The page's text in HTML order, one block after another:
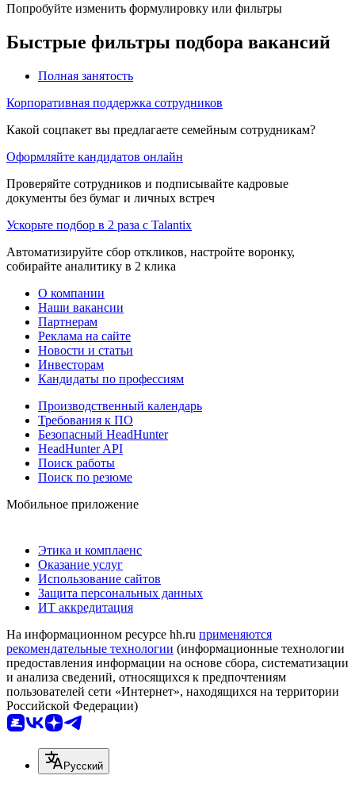
Попробуйте изменить формулировку или фильтры
Быстрые фильтры подбора вакансий
Полная занятость
Корпоративная поддержка сотрудников
Какой соцпакет вы предлагаете семейным сотрудникам?
Оформляйте кандидатов онлайн
Проверяйте сотрудников и подписывайте кадровые
документы без бумаг и личных встреч
Ускорьте подбор в 2 раза с Talantix
Автоматизируйте сбор откликов, настройте воронку,
собирайте аналитику в 2 клика
О компании
Наши вакансии
Партнерам
Реклама на сайте
Новости и статьи
Инвесторам
Кандидаты по профессиям
Производственный календарь
Требования к ПО
Безопасный HeadHunter
HeadHunter API
Поиск работы
Поиск по резюме
Мобильное приложение
Этика и комплаенс
Оказание услуг
Использование сайтов
Защита персональных данных
ИТ аккредитация
На информационном ресурсе hh.ru применяются
рекомендательные технологии (информационные технологии
предоставления информации на основе сбора, систематизации
и анализа сведений, относящихся к предпочтениям
пользователей сети «Интернет», находящихся на территории
Российской Федерации)
Русский